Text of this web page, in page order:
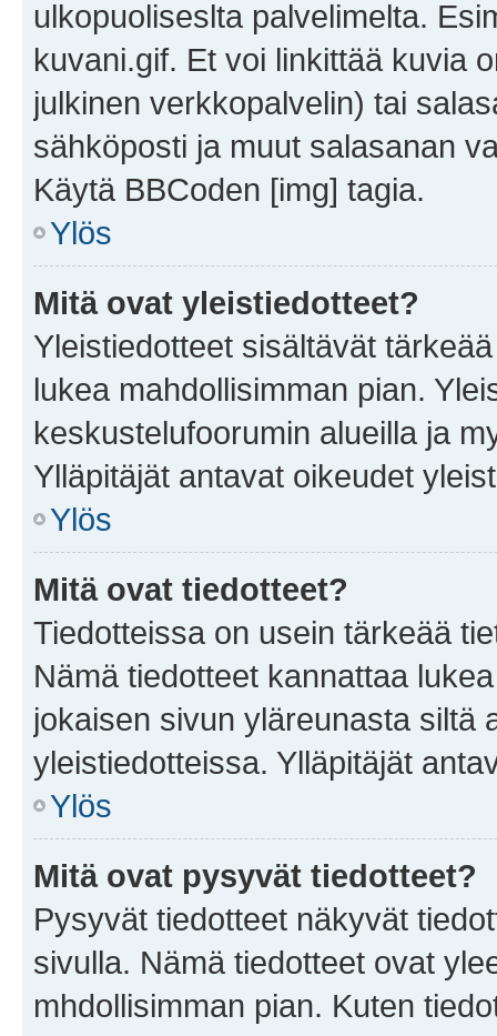
ulkopuoliseslta palvelimelta.
kuvani.gif. Et voi linkittää kuvia
julkinen verkkopalvelin) tai
sähköposti ja muut salasanan
Käytä BBCoden [img] tagia.
Ylös
Mitä ovat yleistiedotteet?
Yleistiedotteet sisältävät
lukea mahdollisimman pian.
keskustelufoorumin alueilla ja
Ylläpitäjät antavat oikeudet
Ylös
Mitä ovat tiedotteet?
Tiedotteissa on usein tärkeää
Nämä tiedotteet kannattaa
jokaisen sivun yläreunasta siltä
yleistiedotteissa. Ylläpitäjät
Ylös
Mitä ovat pysyvät tiedotteet?
Pysyvät tiedotteet näkyvät
sivulla. Nämä tiedotteet ovat
mhdollisimman pian. Kuten